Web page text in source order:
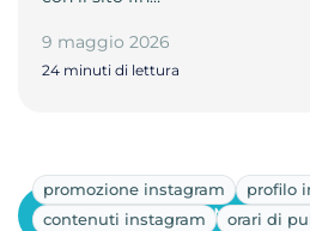
9 maggio 2026
24 minuti di lettura
promozione instagram
profilo
contenuti instagram
orari di
Mostra